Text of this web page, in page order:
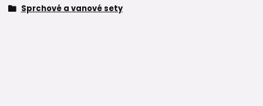
Sprchové a vanové sety